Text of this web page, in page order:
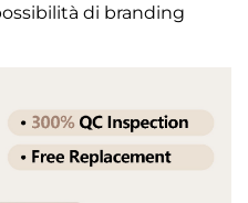
di branding